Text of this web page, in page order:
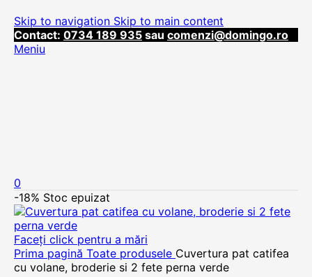
Skip to navigation Skip to main content
Contact: 0734 189 935 sau comenzi@domingo.ro
Meniu
0
-18% Stoc epuizat
Faceți click pentru a mări
Prima pagină Toate produsele Cuvertura pat catifea
cu volane, broderie si 2 fete perna verde